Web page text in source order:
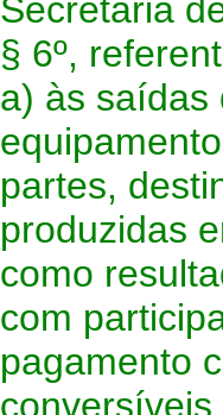
Secretaria
§ 6º,
a) às saídas
partes,
produzidas
como
com
pagamento